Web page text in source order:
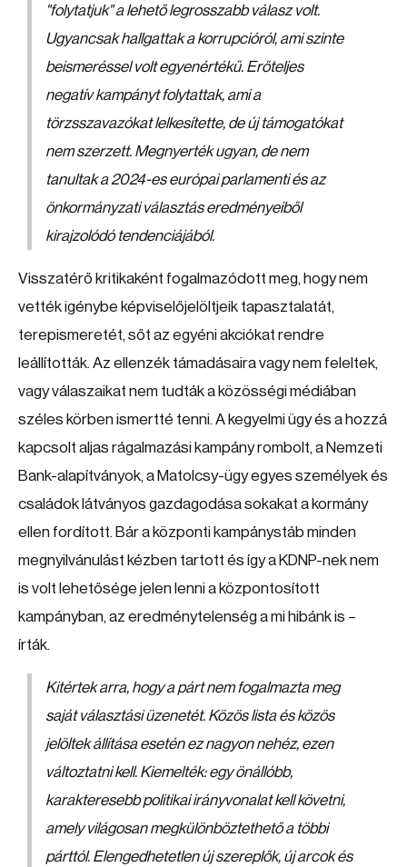
"folytatjuk" a lehető legrosszabb válasz volt.
Ugyancsak hallgattak a korrupcióról, ami szinte
beismeréssel volt egyenértékű. Erőteljes
negatív kampányt folytattak, ami a
törzsszavazókat lelkesítette, de új támogatókat
nem szerzett. Megnyerték ugyan, de nem
tanultak a 2024-es európai parlamenti és az
önkormányzati választás eredményeiből
kirajzolódó tendenciájából.
Visszatérő kritikaként fogalmazódott meg, hogy nem
vették igénybe képviselőjelöltjeik tapasztalatát,
terepismeretét, sőt az egyéni akciókat rendre
leállították. Az ellenzék támadásaira vagy nem feleltek,
vagy válaszaikat nem tudták a közösségi médiában
széles körben ismertté tenni. A kegyelmi ügy és a hozzá
kapcsolt aljas rágalmazási kampány rombolt, a Nemzeti
Bank-alapítványok, a Matolcsy-ügy egyes személyek és
családok látványos gazdagodása sokakat a kormány
ellen fordított. Bár a központi kampánystáb minden
megnyilvánulást kézben tartott és így a KDNP-nek nem
is volt lehetősége jelen lenni a központosított
kampányban, az eredménytelenség a mi hibánk is –
írták.
Kitértek arra, hogy a párt nem fogalmazta meg
saját választási üzenetét. Közös lista és közös
jelöltek állítása esetén ez nagyon nehéz, ezen
változtatni kell. Kiemelték: egy önállóbb,
karakteresebb politikai irányvonalat kell követni,
amely világosan megkülönböztethető a többi
párttól. Elengedhetetlen új szereplők, új arcok és